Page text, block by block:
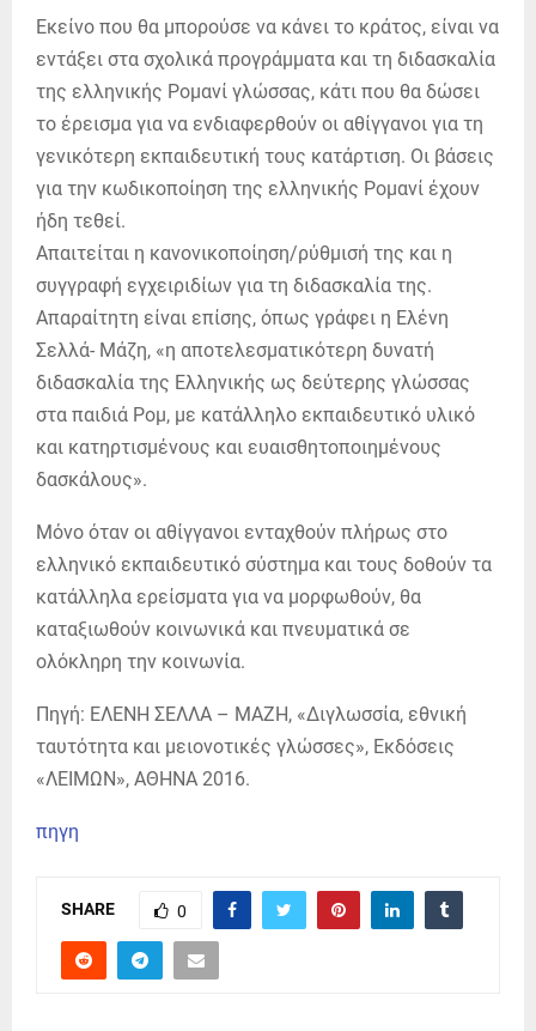
Εκείνο που θα μπορούσε να κάνει το κράτος, είναι να
εντάξει στα σχολικά προγράμματα και τη διδασκαλία
της ελληνικής Ρομανί γλώσσας, κάτι που θα δώσει
το έρεισμα για να ενδιαφερθούν οι αθίγγανοι για τη
γενικότερη εκπαιδευτική τους κατάρτιση. Οι βάσεις
για την κωδικοποίηση της ελληνικής Ρομανί έχουν
ήδη τεθεί.
Απαιτείται η κανονικοποίηση/ρύθμισή της και η
συγγραφή εγχειριδίων για τη διδασκαλία της.
Απαραίτητη είναι επίσης, όπως γράφει η Ελένη
Σελλά- Μάζη, «η αποτελεσματικότερη δυνατή
διδασκαλία της Ελληνικής ως δεύτερης γλώσσας
στα παιδιά Ρομ, με κατάλληλο εκπαιδευτικό υλικό
και κατηρτισμένους και ευαισθητοποιημένους
δασκάλους».
Μόνο όταν οι αθίγγανοι ενταχθούν πλήρως στο
ελληνικό εκπαιδευτικό σύστημα και τους δοθούν τα
κατάλληλα ερείσματα για να μορφωθούν, θα
καταξιωθούν κοινωνικά και πνευματικά σε
ολόκληρη την κοινωνία.
Πηγή: ΕΛΕΝΗ ΣΕΛΛΑ – ΜΑΖΗ, «Διγλωσσία, εθνική
ταυτότητα και μειονοτικές γλώσσες», Εκδόσεις
«ΛΕΙΜΩΝ», ΑΘΗΝΑ 2016.
πηγη
SHARE 0